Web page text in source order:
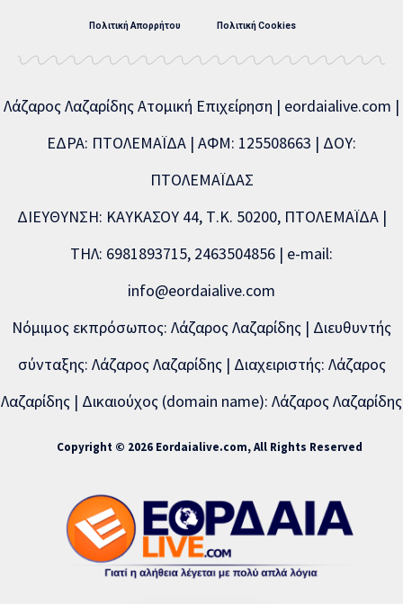
Πολιτική Απορρήτου Πολιτική Cookies
Λάζαρος Λαζαρίδης Ατομική Επιχείρηση | eordaialive.com |
ΕΔΡΑ: ΠΤΟΛΕΜΑΪΔΑ | ΑΦΜ: 125508663 | ΔΟΥ:
ΠΤΟΛΕΜΑΪΔΑΣ
ΔΙΕΥΘΥΝΣΗ: ΚΑΥΚΑΣΟΥ 44, Τ.Κ. 50200, ΠΤΟΛΕΜΑΪΔΑ |
ΤΗΛ: 6981893715, 2463504856 | e-mail:
info@eordaialive.com
Νόμιμος εκπρόσωπος: Λάζαρος Λαζαρίδης | Διευθυντής
σύνταξης: Λάζαρος Λαζαρίδης | Διαχειριστής: Λάζαρος
Λαζαρίδης | Δικαιούχος (domain name): Λάζαρος Λαζαρίδης
Copyright © 2026 Eordaialive.com, All Rights Reserved